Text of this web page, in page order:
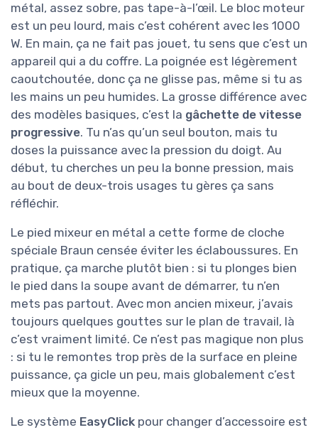
métal, assez sobre, pas tape-à-l’œil. Le bloc moteur
est un peu lourd, mais c’est cohérent avec les 1000
W. En main, ça ne fait pas jouet, tu sens que c’est un
appareil qui a du coffre. La poignée est légèrement
caoutchoutée, donc ça ne glisse pas, même si tu as
les mains un peu humides. La grosse différence avec
des modèles basiques, c’est la gâchette de vitesse
progressive. Tu n’as qu’un seul bouton, mais tu
doses la puissance avec la pression du doigt. Au
début, tu cherches un peu la bonne pression, mais
au bout de deux-trois usages tu gères ça sans
réfléchir.
Le pied mixeur en métal a cette forme de cloche
spéciale Braun censée éviter les éclaboussures. En
pratique, ça marche plutôt bien : si tu plonges bien
le pied dans la soupe avant de démarrer, tu n’en
mets pas partout. Avec mon ancien mixeur, j’avais
toujours quelques gouttes sur le plan de travail, là
c’est vraiment limité. Ce n’est pas magique non plus
: si tu le remontes trop près de la surface en pleine
puissance, ça gicle un peu, mais globalement c’est
mieux que la moyenne.
Le système EasyClick pour changer d’accessoire est